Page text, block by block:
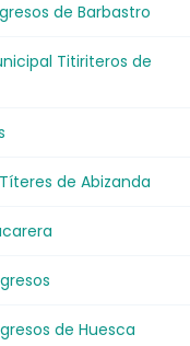
de Barbastro
Titiriteros de
de Abizanda
de Huesca